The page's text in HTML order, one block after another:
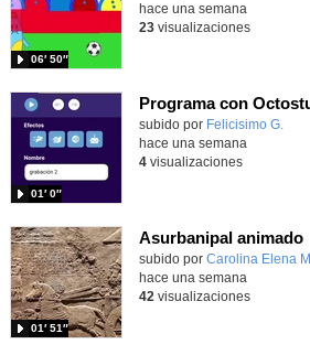
06′ 50″
hace una semana
23visualizaciones
Contenido educativo.
subido por Felicisimo G.
01′ 0″
hace una semana
4visualizaciones
Asurbanipal animado
Contenido educativo.
subido por Carolina Elena M.
01′ 51″
hace una semana
42 visualizaciones